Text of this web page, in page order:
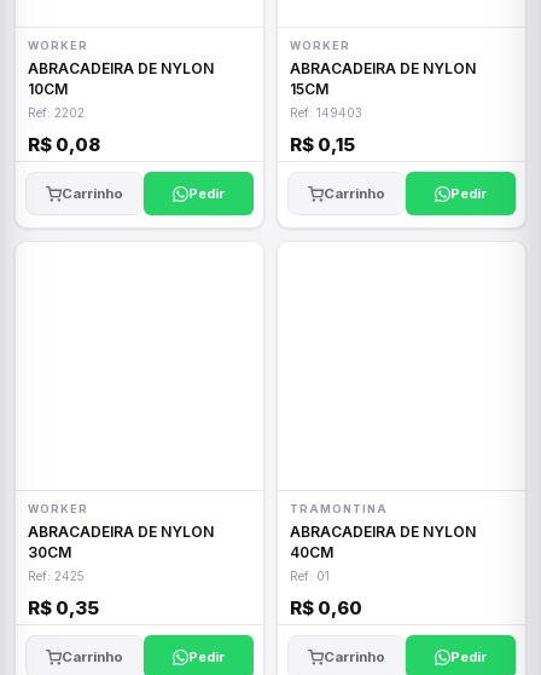
WORKER
ABRACADEIRA DE NYLON
10CM
Ref: 2202
R$ 0,08
Carrinho Pedir
WORKER
ABRACADEIRA DE NYLON
15CM
Ref: 149403
R$ 0,15
Carrinho Pedir
WORKER
ABRACADEIRA DE NYLON
30CM
Ref: 2425
R$ 0,35
Carrinho Pedir
TRAMONTINA
ABRACADEIRA DE NYLON
40CM
Ref: 01
R$ 0,60
Carrinho Pedir